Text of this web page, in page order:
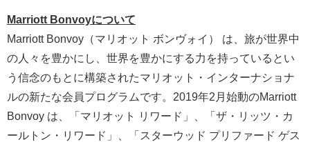
Marriott Bonvoyについて
Marriott Bonvoy（マリオット ボンヴォイ） は、旅が世界中
の人々を豊かにし、世界を豊かにする力を持っているとい
う信念のもとに構築されたマリオット・インターナショナ
ルの新たな会員プログラムです。2019年2月始動のMarriott
Bonvoy は、「マリオット リワード」、「ザ・リッツ・カ
ールトン・リワード」、「スターウッド プリファード ゲス